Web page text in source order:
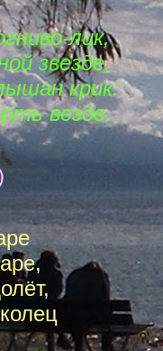
лик,
звезде,
крик:
везде.